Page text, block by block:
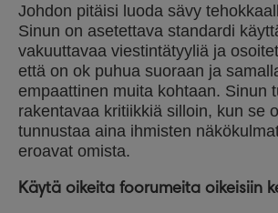
Johdon pitäisi luoda sävy
Sinun on asetettava standardi
vakuuttavaa viestintätyyliä ja
että on ok puhua suoraan ja
empaattinen muita kohtaan. Sinun
rakentavaa kritiikkiä silloin, kun se
tunnustaa aina ihmisten
eroavat omista.
Käytä oikeita foorumeita oikeisiin